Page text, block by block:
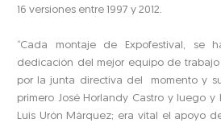
16 versiones entre 1997 y 2012.
“Cada montaje de Expofestival,
dedicación del mejor equipo de
por la junta directiva del momento y
primero José Horlandy Castro y luego
Luis Urón Márquez; era vital el apoyo